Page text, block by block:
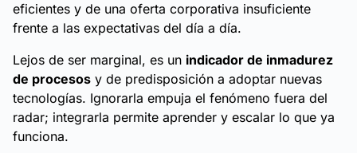
eficientes y de una oferta corporativa insuficiente
frente a las expectativas del día a día.
Lejos de ser marginal, es un indicador de inmadurez
de procesos y de predisposición a adoptar nuevas
tecnologías. Ignorarla empuja el fenómeno fuera del
radar; integrarla permite aprender y escalar lo que ya
funciona.